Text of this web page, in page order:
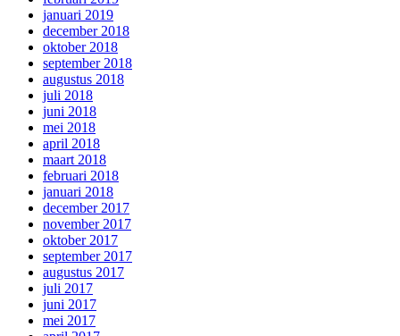
januari 2019
december 2018
oktober 2018
september 2018
augustus 2018
juli 2018
juni 2018
mei 2018
april 2018
maart 2018
februari 2018
januari 2018
december 2017
november 2017
oktober 2017
september 2017
augustus 2017
juli 2017
juni 2017
mei 2017